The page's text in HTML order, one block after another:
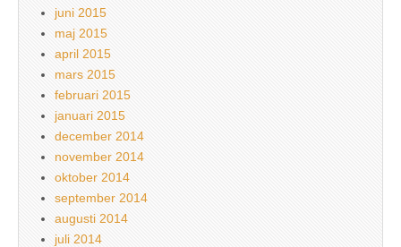
juni 2015
maj 2015
april 2015
mars 2015
februari 2015
januari 2015
december 2014
november 2014
oktober 2014
september 2014
augusti 2014
juli 2014